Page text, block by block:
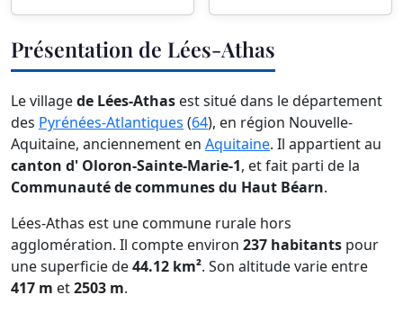
Présentation de Lées-Athas
Le villagede Lées-Athas est situé dans le département
des Pyrénées-Atlantiques (64), en région Nouvelle-
Aquitaine, anciennement en Aquitaine. Il appartient au
canton d' Oloron-Sainte-Marie-1, et fait parti de la
Communauté de communes du Haut Béarn.
Lées-Athas est une commune rurale hors
agglomération. Il compte environ 237 habitants pour
une superficie de44.12 km². Son altitude varie entre
417 m et2503 m.